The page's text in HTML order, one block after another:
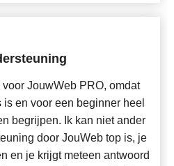
voor JouwWeb PRO, omdat
en voor een beginner heel
begrijpen. Ik kan niet ander
door JouWeb top is, je
en je krijgt meteen antwoord